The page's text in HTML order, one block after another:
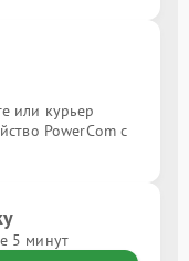
или курьер
PowerCom с
5 минут